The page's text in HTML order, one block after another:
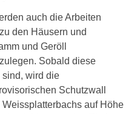
auch die Arbeiten
den Häusern und
und Geröll
Sobald diese
wird die
Schutzwall
auf Höhe